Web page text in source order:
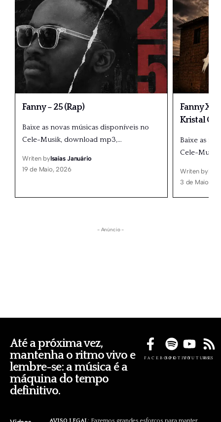
Fanny – 25 (Rap)
Baixe as novas músicas disponíveis no
Cele-Musik, download mp3,…
Writen byIsaías Januário
19 de Maio, 2026
Fanny X
Kristal
Baixe as
Cele-
Writen by
3 de Maio,
- Anúncio -
Até a próxima vez,
mantenha o ritmo vivo e
lembre-se: a música é a
máquina do tempo
definitivo.
FACEBOOKSPOTIFYYOUTUBE
RSS